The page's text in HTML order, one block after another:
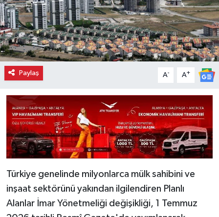
Paylaş A- A+
Türkiye genelinde milyonlarca mülk sahibini ve
inşaat sektörünü yakından ilgilendiren Planlı
Alanlar İmar Yönetmeliği değişikliği, 1 Temmuz